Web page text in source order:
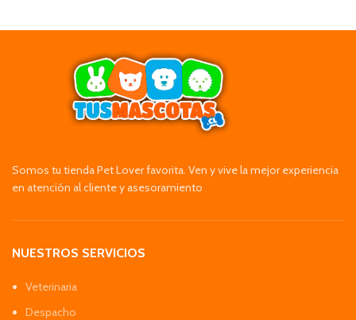
Somos tu tienda Pet Lover favorita. Ven y vive la mejor experiencia
en atención al cliente y asesoramiento
NUESTROS SERVICIOS
Veterinaria
Despacho